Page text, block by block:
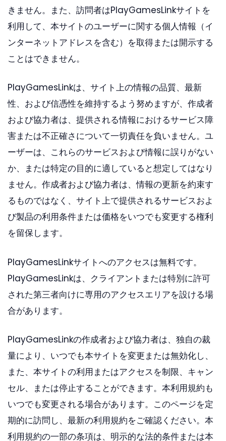
きません。また、訪問者はPlayGamesLinkサイトを
利用して、本サイトのユーザーに関する個人情報（イ
ンターネットアドレスを含む）を取得または開示する
ことはできません。
PlayGamesLinkは、サイト上の情報の品質、最新
性、および信憑性を維持するよう努めますが、作成者
および協力者は、提供される情報におけるサービス障
害または不正確さについて一切責任を負いません。ユ
ーザーは、これらのサービスおよび情報に誤りがない
か、または特定の目的に適していると想定してはなり
ません。作成者および協力者は、情報の更新を約束す
るものではなく、サイト上で提供されるサービスおよ
び製品の利用条件または価格をいつでも変更する権利
を留保します。
PlayGamesLinkサイトへのアクセスは無料です。
PlayGamesLinkは、クライアントまたは特別に許可
された第三者向けに専用のアクセスエリアを設ける場
合があります。
PlayGamesLinkの作成者および協力者は、独自の裁
量により、いつでも本サイトを変更または無効化し、
また、本サイトの利用またはアクセスを制限、キャン
セル、または停止することができます。本利用規約も
いつでも変更される場合があります。このページを定
期的に訪問し、最新の利用規約をご確認ください。本
利用規約の一部の条項は、明示的な法的条件または本